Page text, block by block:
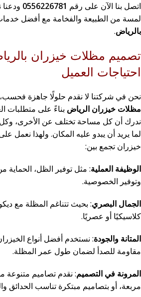
اتصل بنا الآن على رقم 0556226781
لمسة من الطبيعة والفخامة مع أفضل
بالرياض.
تصميم مظلات خيزران
احتياجات العميل
نحن في شركتنا لا نقدم حلولًا جاهزة
مظلات خيزران الرياض بناءً على متطلبات
ندرك أن كل مساحة تختلف عن الأخرى،
لما يريد أن يبدو عليه المكان. ولهذا نعمل
خيزران تجمع بين:
الوظيفة العملية: مثل توفير الظل،
وتوفير الخصوصية.
الجمال البصري: بحيث تتناغم المظلة مع
كلاسيكيًا أو عصريًا.
المتانة والجودة: نستخدم أفضل أنواع
مقاومة للصدأ لضمان طول عمر المظلة.
المرونة في التصميم: نقدم تصاميم متنوعة
مربعة، أو بتصاميم مبتكرة تناسب الحدائق